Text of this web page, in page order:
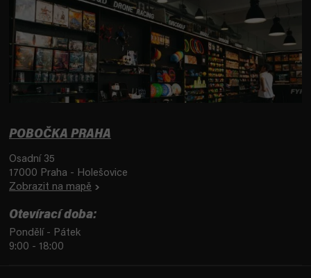
POBOČKA PRAHA
Osadní 35
17000 Praha - Holešovice
Zobrazit na mapě
Otevírací doba:
Pondělí - Pátek
9:00 - 18:00